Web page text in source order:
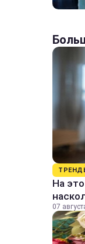
На
07